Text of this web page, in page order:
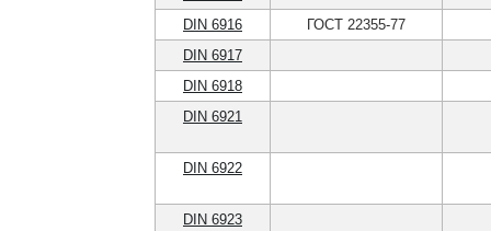
DIN 6916
ГОСТ 22355-77
DIN 6917
DIN 6918
DIN 6921
DIN 6922
DIN 6923